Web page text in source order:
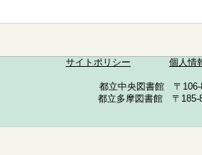
サイトポリシー 個人情
都立中央図書館 〒
都立多摩図書館 〒185-